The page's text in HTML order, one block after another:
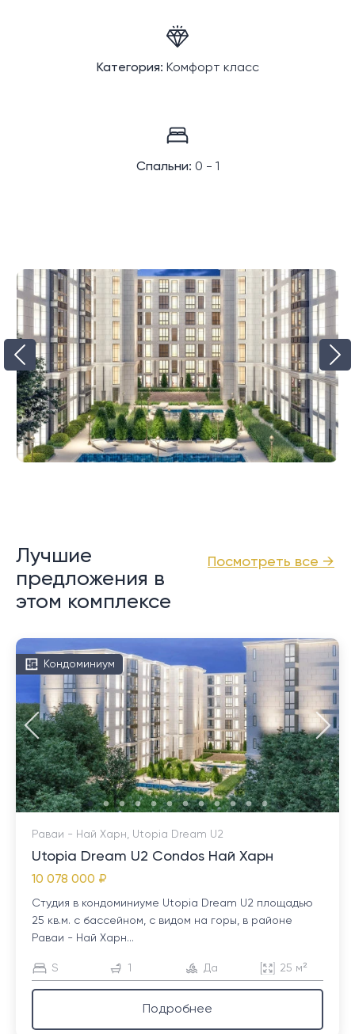
Категория: Комфорт класс
Спальни: 0 - 1
Посмотреть все →
Лучшие
предложения в
этом комплексе
Кондоминиум
Раваи - Най Харн, Utopia Dream U2
Utopia Dream U2 Condos Най Харн
10 078 000 ₽
Студия в кондоминиуме Utopia Dream U2 площадью
25 кв.м. с бассейном, с видом на горы, в районе
Раваи - Най Харн...
S 1 Да 25 м²
Подробнее